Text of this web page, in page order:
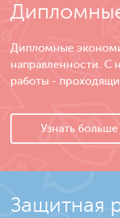
Дипломные
направленности. С
работы -
Узнать больше
Защитная